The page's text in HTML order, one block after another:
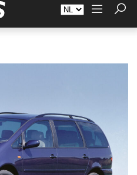
Over Carnews.nl Contact